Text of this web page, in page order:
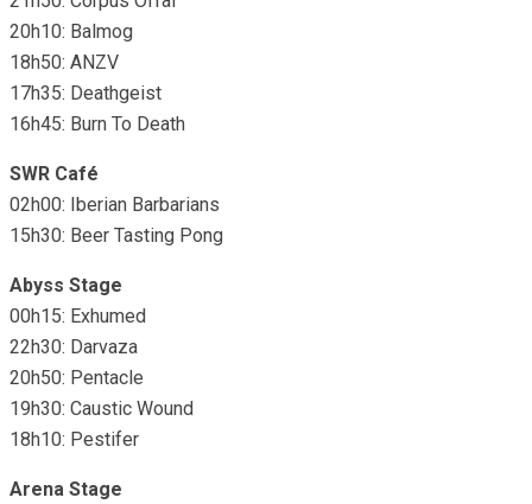
20h10: Balmog
18h50: ANZV
17h35: Deathgeist
16h45: Burn To Death
SWR Café
02h00: Iberian Barbarians
15h30: Beer Tasting Pong
Abyss Stage
00h15: Exhumed
22h30: Darvaza
20h50: Pentacle
19h30: Caustic Wound
18h10: Pestifer
Arena Stage